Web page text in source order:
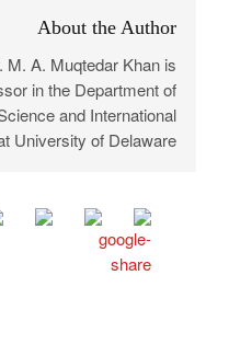
About the Author
M. A. Muqtedar Khan is
in the Department of
and International
University of Delaware.